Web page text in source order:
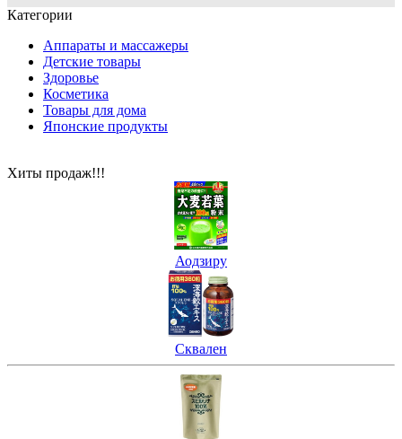
Категории
Аппараты и массажеры
Детские товары
Здоровье
Косметика
Товары для дома
Японские продукты
Хиты продаж!!!
Аодзиру
Сквален